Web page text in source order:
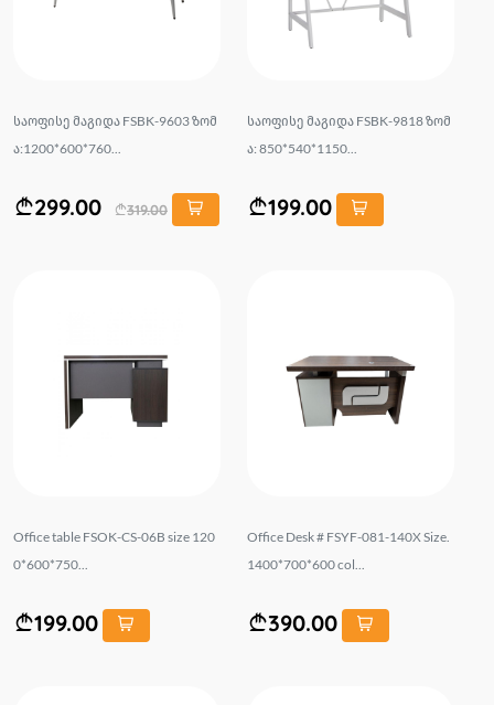
საოფისე მაგიდა FSBK-9603 ზომ
ა:1200*600*760...
299.00 319.00
საოფისე მაგიდა FSBK-9818 ზომ
ა: 850*540*1150...
199.00
Office table FSOK-CS-06B size 120
0*600*750...
199.00
Office Desk # FSYF-081-140X Size.
1400*700*600 col...
390.00